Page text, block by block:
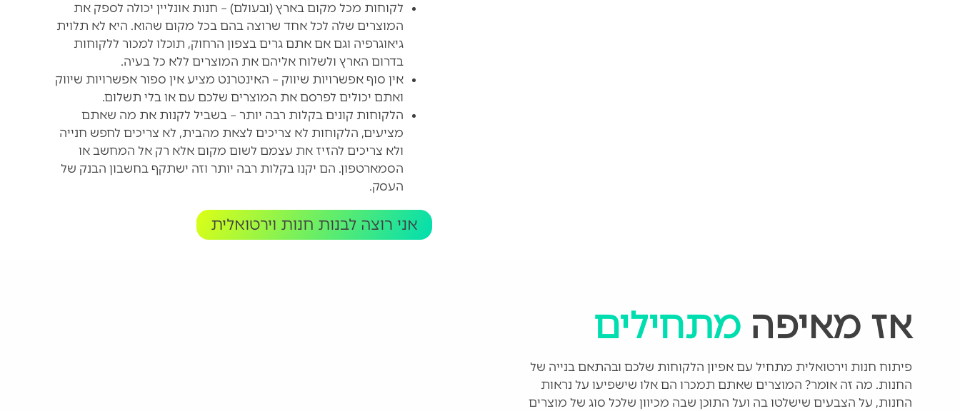
לקוחות מכל מקום בארץ (ובעולם) – חנות אונליין יכולה לספק את
המוצרים שלה לכל אחד שרוצה בהם בכל מקום שהוא. היא לא תלוית
גיאוגרפיה וגם אם אתם גרים בצפון הרחוק, תוכלו למכור ללקוחות
בדרום הארץ ולשלוח אליהם את המוצרים ללא כל בעיה.
אין סוף אפשרויות שיווק – האינטרנט מציע אין ספור אפשרויות שיווק
ואתם יכולים לפרסם את המוצרים שלכם עם או בלי תשלום.
הלקוחות קונים בקלות רבה יותר – בשביל לקנות את מה שאתם
מציעים, הלקוחות לא צריכים לצאת מהבית, לא צריכים לחפש חנייה
ולא צריכים להזיז את עצמם לשום מקום אלא רק אל המחשב או
הסמארטפון. הם יקנו בקלות רבה יותר וזה ישתקף בחשבון הבנק של
העסק.
אני רוצה לבנות חנות וירטואלית
אז מאיפהמתחילים
פיתוח חנות וירטואלית מתחיל עם אפיון הלקוחות שלכם ובהתאם בנייה של
החנות. מה זה אומר? המוצרים שאתם תמכרו הם אלו שישפיעו על נראות
החנות, על הצבעים שישלטו בה ועל התוכן שבה מכיוון שלכל סוג של מוצרים